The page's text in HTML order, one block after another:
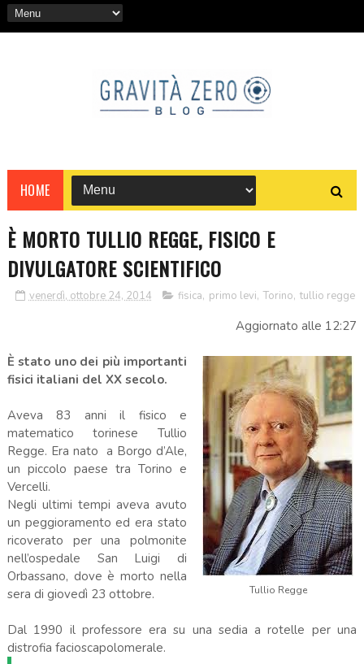
HOME
È MORTO TULLIO REGGE, FISICO E
DIVULGATORE SCIENTIFICO
venerdì, ottobre 24, 2014 fisica, primo levi, Torino, tullio regge
Aggiornato alle 12:27
Tullio Regge
È stato uno dei più importanti
fisici italiani del XX secolo.
Aveva 83 anni il fisico e
matematico torinese Tullio
Regge. Era nato a Borgo d’Ale,
un piccolo paese tra Torino e
Vercelli.
Negli ultimi tempi aveva avuto
un peggioramento ed era stato
ricoverato per una polmonite
nell’ospedale San Luigi di
Orbassano, dove è morto nella
sera di giovedì 23 ottobre.
Dal 1990 il professore era su una sedia a rotelle per una
distrofia facioscapolomerale.